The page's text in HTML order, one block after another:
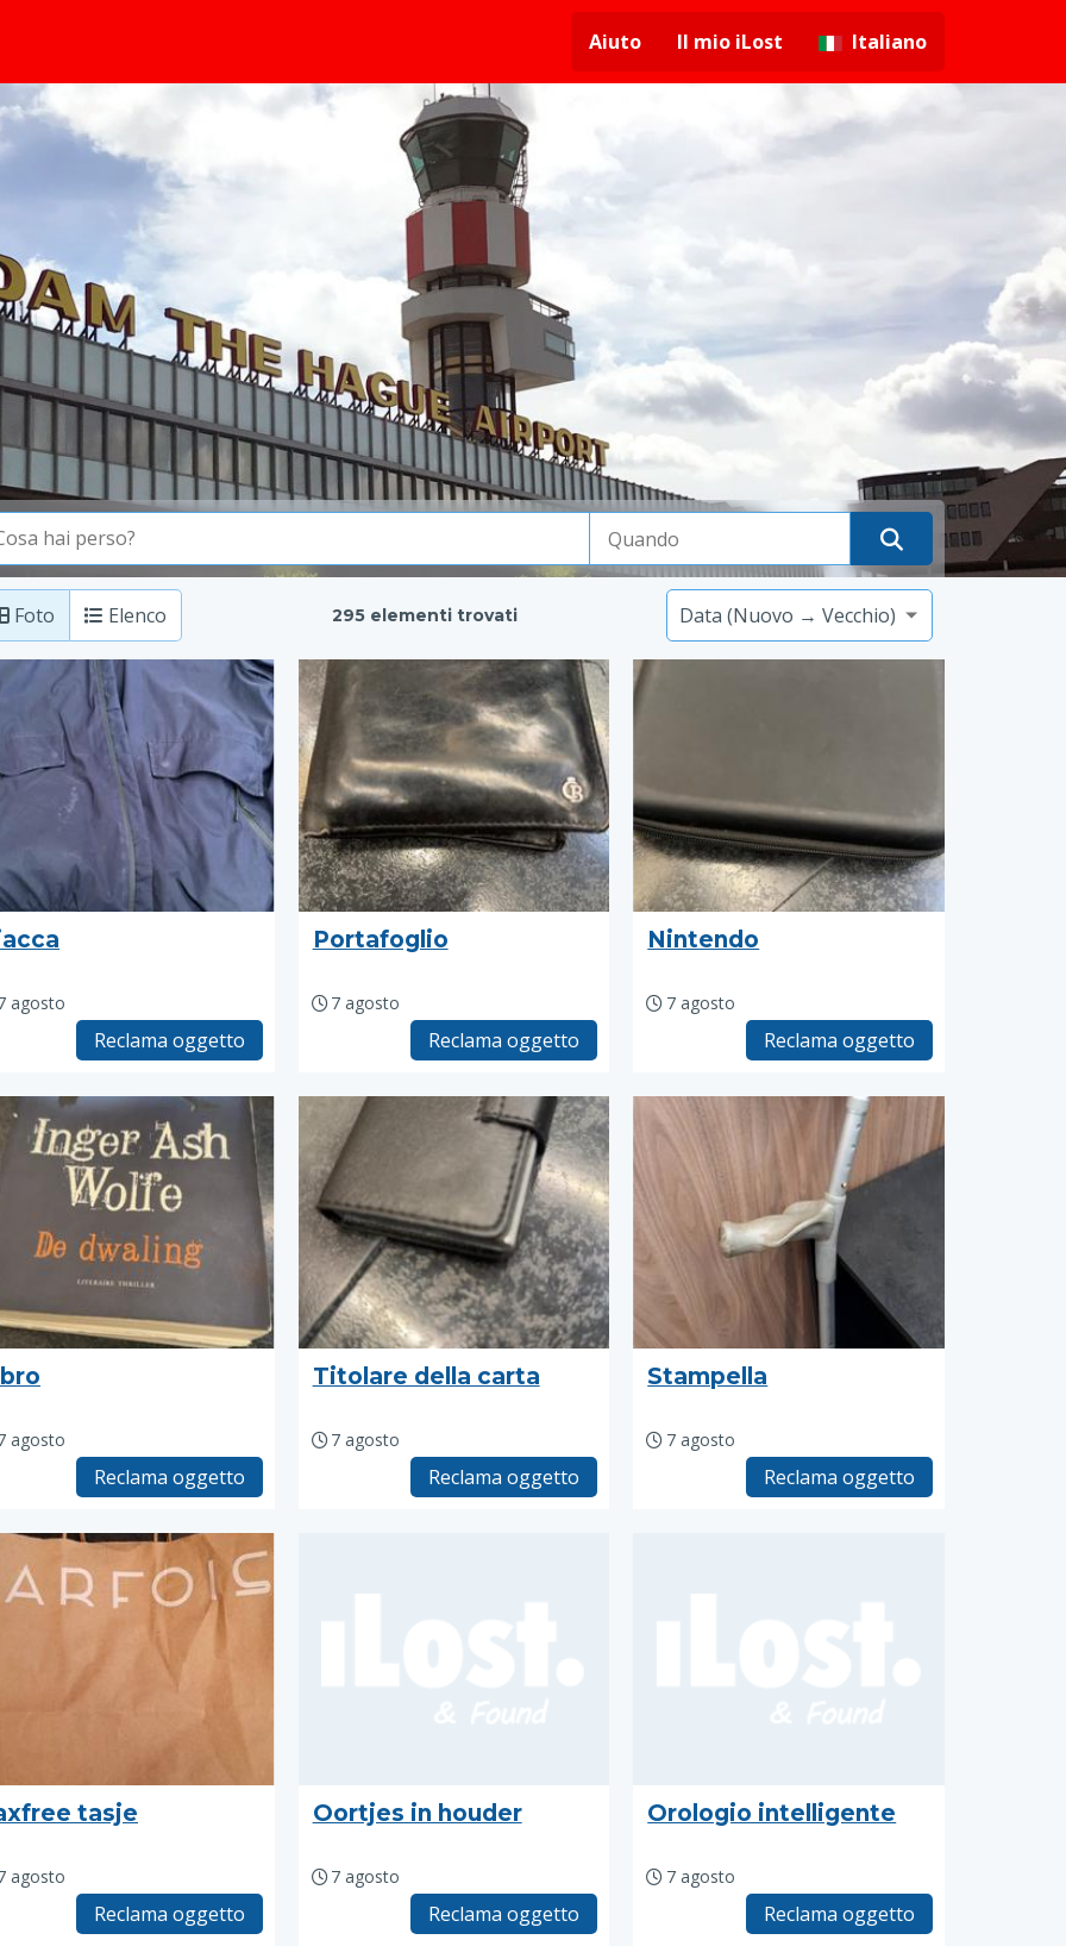
Aiuto
Il mio iLost Italiano
Foto Elenco 295 elementi trovati
agosto
Reclama oggetto
Portafoglio
7 agosto
Reclama oggetto
Nintendo
7 agosto
Reclama oggetto
agosto
Reclama oggetto
Titolare della carta
7 agosto
Reclama oggetto
Stampella
7 agosto
Reclama oggetto
tasje
agosto
Reclama oggetto
Oortjes in houder
7 agosto
Reclama oggetto
Orologio intelligente
7 agosto
Reclama oggetto